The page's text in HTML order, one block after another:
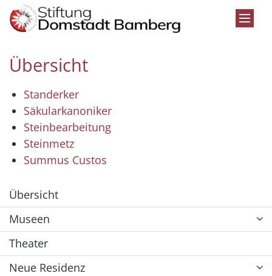
Zum Inhalt springen
Übersicht
Standerker
Säkularkanoniker
Steinbearbeitung
Steinmetz
Summus Custos
Übersicht
Museen
Theater
Neue Residenz